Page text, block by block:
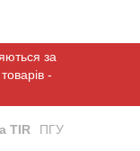
за
-
TIR ПГУ